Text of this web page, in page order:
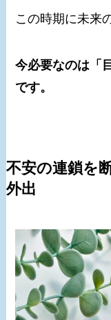
この時期に未来
今必要なのは「
です。
不安の連鎖を
外出